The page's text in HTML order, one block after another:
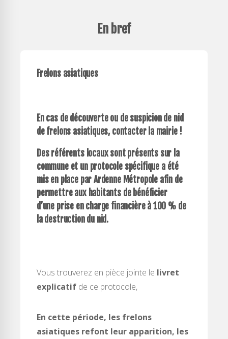
En bref
Frelons asiatiques
En cas de découverte ou de suspicion de nid
de frelons asiatiques, contacter la mairie !
Des référents locaux sont présents sur la
commune et un protocole spécifique a été
mis en place par Ardenne Métropole afin de
permettre aux habitants de bénéficier
d’une prise en charge financière à 100 %de
la destruction du nid.
Vous trouverez en pièce jointe le livret
explicatif de ce protocole,
En cette période, les frelons
asiatiques refont leur apparition, les